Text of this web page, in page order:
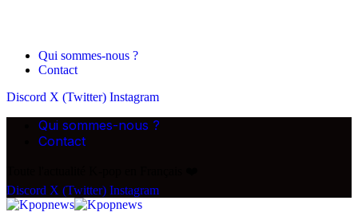
Qui sommes-nous ?
Contact
Discord X (Twitter) Instagram
Qui sommes-nous ?
Contact
Discord X (Twitter) Instagram